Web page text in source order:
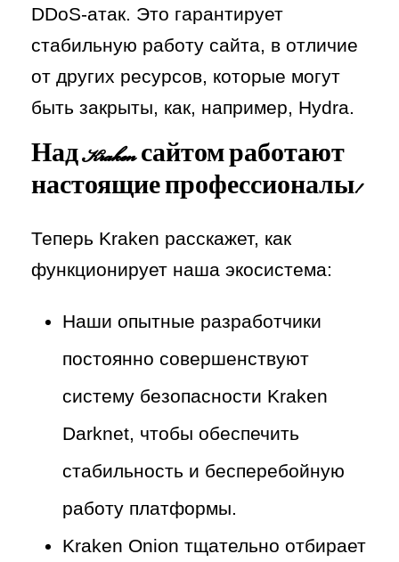
DDoS-атак. Это гарантирует
стабильную работу сайта, в отличие
от других ресурсов, которые могут
быть закрыты, как, например, Hydra.
НадKraken сайтомработают
настоящие профессионалы!
Теперь Kraken расскажет, как
функционирует наша экосистема:
Наши опытные разработчики
постоянно совершенствуют
систему безопасности Kraken
Darknet, чтобы обеспечить
стабильность и бесперебойную
работу платформы.
Kraken Onion тщательно отбирает